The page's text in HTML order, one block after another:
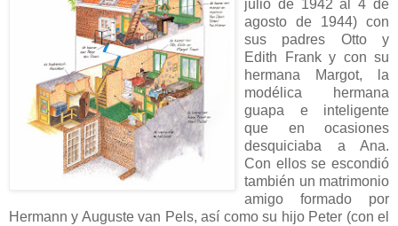
julio de 1942 al 4 de
agosto de 1944) con
sus padres Otto y
Edith Frank y con su
hermana Margot, la
modélica hermana
guapa e inteligente
que en ocasiones
desquiciaba a Ana.
Con ellos se escondió
también un matrimonio
amigo formado por
Hermann y Auguste van Pels, así como su hijo Peter (con el